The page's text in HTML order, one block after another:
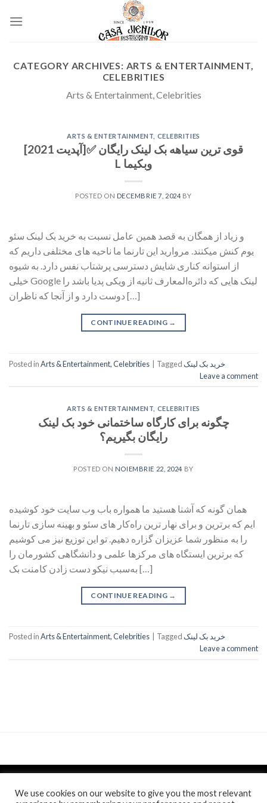
CATEGORY ARCHIVES: ARTS & ENTERTAINMENT,
CELEBRITIES
Arts & Entertainment, Celebrities
ARTS & ENTERTAINMENT, CELEBRITIES
قوی ترین سیاهه بک لینک رایگان ✅[آپدیت 2021]
L وبکیما
POSTED ON DECEMBRIE 7, 2024 BY
و زیاد از همگان به قصد همین عامل نسبت به خرید بک لینک سئو
یوم کنش میکنند. مروارید این تارنما ما ناحیه های مختلفی داریم که
از استوانه کناری شایش دسترسی پرشتاب نفس دارد. به شیوه
خیلی Google لینک هایی که دائره‌المعارف ثانیه از ویکی پدیا باشد را
دوست دارد و از آنجا که ناظران […]
CONTINUE READING →
Posted inArts & Entertainment, Celebrities Tagged خرید بک لینک
Leave a comment
ARTS & ENTERTAINMENT, CELEBRITIES
چگونه برای کارگاه ساختمانی خود بک لینک
رایگان بگیریم؟
POSTED ON NOIEMBRIE 22, 2024 BY
همان گونه که آشنا هستید ما همواره باب وب سایت خود کوشیده
ایم که برترین و برای نهار ترین راه‌کار های سئو و بهینه سازی تارنما
را به منظور شما عزیزان گزاره دهیم. تو این توزیع نیز می کوشیم
که برترین ایستگاه های مرکزها علمی و دانشگاهی کشورمان را
به‌سبب نیکو دست زادن کامنت بک […]
CONTINUE READING →
Posted inArts & Entertainment, Celebrities Tagged خرید بک لینک
Leave a comment
We use cookies on our website to give you the most relevant